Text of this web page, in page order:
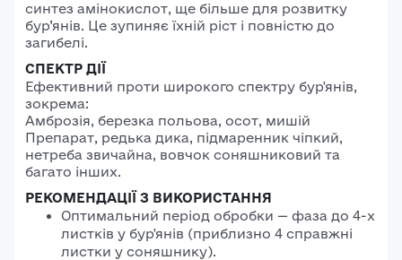
синтез амінокислот, ще більше для розвитку
бур’янів. Це зупиняє їхній ріст і повністю до
загибелі.
СПЕКТР ДІЇ
Ефективний проти широкого спектру бур'янів,
зокрема:
Амброзія, березка польова, осот, мишій
Препарат, редька дика, підмаренник чіпкий,
нетреба звичайна, вовчок соняшниковий та
багато інших.
РЕКОМЕНДАЦІЇ З ВИКОРИСТАННЯ
Оптимальний період обробки — фаза до 4-х
листків у бур'янів (приблизно 4 справжні
листки у соняшнику).